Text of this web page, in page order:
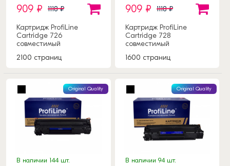
909 ₽ 1118 ₽
Картридж ProfiLine
Cartridge 726
совместимый
2100 страниц
909 ₽ 1118 ₽
Картридж ProfiLine
Cartridge 728
совместимый
1600 страниц
Original Quality
В наличии 144 шт.
Original Quality
В наличии 94 шт.